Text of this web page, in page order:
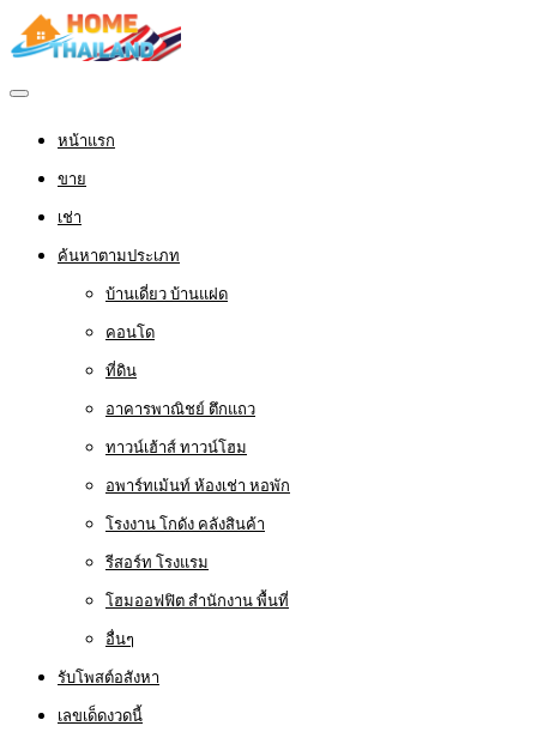
หน้าแรก
ขาย
เช่า
ค้นหาตามประเภท
บ้านเดี่ยว บ้านแฝด
คอนโด
ที่ดิน
อาคารพาณิชย์ ตึกแถว
ทาวน์เฮ้าส์ ทาวน์โฮม
อพาร์ทเม้นท์ ห้องเช่า หอพัก
โรงงาน โกดัง คลังสินค้า
รีสอร์ท โรงแรม
โฮมออฟฟิต สำนักงาน พื้นที่
อื่นๆ
รับโพสต์อสังหา
เลขเด็ดงวดนี้